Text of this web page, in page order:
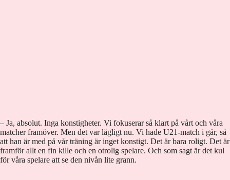
– Ja, absolut. Inga konstigheter. Vi fokuserar så klart på vårt och våra
matcher framöver. Men det var lägligt nu. Vi hade U21-match i går, så
att han är med på vår träning är inget konstigt. Det är bara roligt. Det är
framför allt en fin kille och en otrolig spelare. Och som sagt är det kul
för våra spelare att se den nivån lite grann.